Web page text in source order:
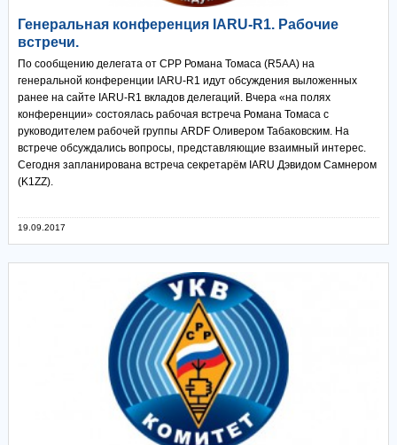
Генеральная конференция IARU-R1. Рабочие
встречи.
По сообщению делегата от СРР Романа Томаса (R5AA) на
генеральной конференции IARU-R1 идут обсуждения выложенных
ранее на сайте IARU-R1 вкладов делегаций. Вчера «на полях
конференции» состоялась рабочая встреча Романа Томаса с
руководителем рабочей группы ARDF Оливером Табаковским. На
встрече обсуждались вопросы, представляющие взаимный интерес.
Сегодня запланирована встреча секретарём IARU Дэвидом Самнером
(K1ZZ).
19.09.2017